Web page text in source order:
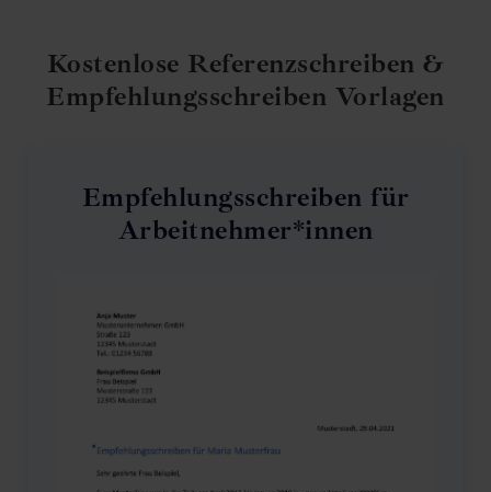
Kostenlose Referenzschreiben &
Empfehlungsschreiben Vorlagen
Empfehlungsschreiben für
Arbeitnehmer*innen